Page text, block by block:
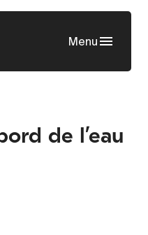
Menu
de l’eau